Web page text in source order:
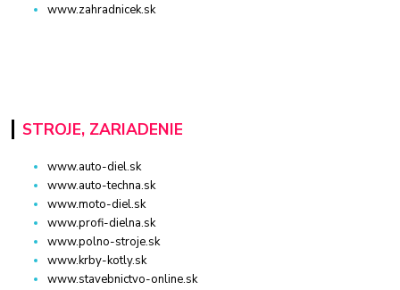
www.zahradnicek.sk
STROJE, ZARIADENIE
www.auto-diel.sk
www.auto-techna.sk
www.moto-diel.sk
www.profi-dielna.sk
www.polno-stroje.sk
www.krby-kotly.sk
www.stavebnictvo-online.sk